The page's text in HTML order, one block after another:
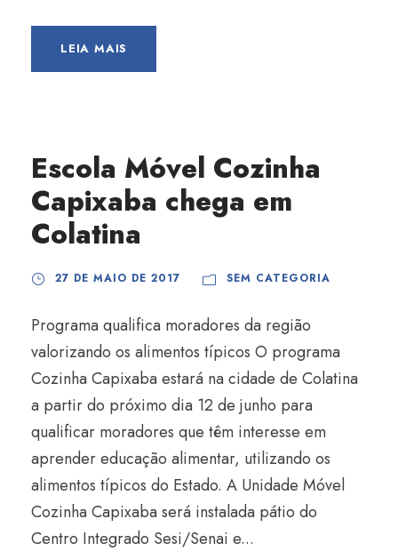
LEIA MAIS
Escola Móvel Cozinha
Capixaba chega em
Colatina
27 DE MAIO DE 2017 SEM CATEGORIA
Programa qualifica moradores da região
valorizando os alimentos típicos O programa
Cozinha Capixaba estará na cidade de Colatina
a partir do próximo dia 12 de junho para
qualificar moradores que têm interesse em
aprender educação alimentar, utilizando os
alimentos típicos do Estado. A Unidade Móvel
Cozinha Capixaba será instalada pátio do
Centro Integrado Sesi/Senai e...